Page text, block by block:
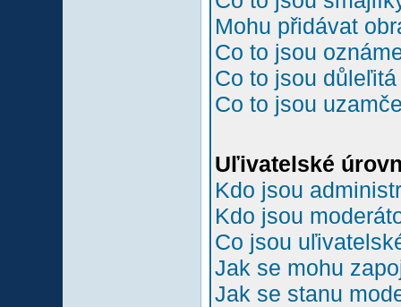
Mohu přidávat
Co to jsou
Co to jsou
Co to jsou
Uľivatelské
Kdo jsou
Kdo jsou
Co jsou
Jak se mohu
Jak se stanu